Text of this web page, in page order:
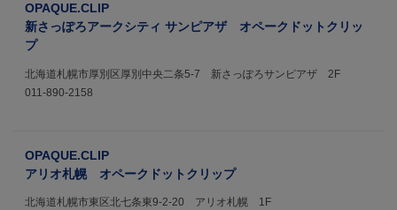
OPAQUE.CLIP
新さっぽろアークシティ サンピアザ オペークドットクリッ
プ
北海道札幌市厚別区厚別中央二条5-7 新さっぽろサンピアザ 2F
011-890-2158
OPAQUE.CLIP
アリオ札幌 オペークドットクリップ
北海道札幌市東区北七条東9-2-20 アリオ札幌 1F